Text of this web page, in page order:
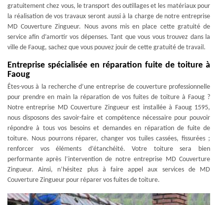
gratuitement chez vous, le transport des outillages et les matériaux pour
la réalisation de vos travaux seront aussi à la charge de notre entreprise
MD Couverture Zingueur. Nous avons mis en place cette gratuité de
service afin d’amortir vos dépenses. Tant que vous vous trouvez dans la
ville de Faoug, sachez que vous pouvez jouir de cette gratuité de travail.
Entreprise spécialisée en réparation fuite de toiture à
Faoug
Êtes-vous à la recherche d’une entreprise de couverture professionnelle
pour prendre en main la réparation de vos fuites de toiture à Faoug ?
Notre entreprise MD Couverture Zingueur est installée à Faoug 1595,
nous disposons des savoir-faire et compétence nécessaire pour pouvoir
répondre à tous vos besoins et demandes en réparation de fuite de
toiture. Nous pourrons réparer, changer vos tuiles cassées, fissurées ;
renforcer vos éléments d’étanchéité. Votre toiture sera bien
performante après l’intervention de notre entreprise MD Couverture
Zingueur. Ainsi, n’hésitez plus à faire appel aux services de MD
Couverture Zingueur pour réparer vos fuites de toiture.